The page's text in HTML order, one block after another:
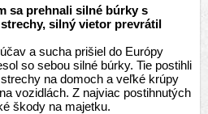
sa prehnali silné búrky s
silný vietor prevrátil
a sucha prišiel do Európy
so sebou silné búrky. Tie postihli
na domoch a veľké krúpy
vozidlách. Z najviac postihnutých
škody na majetku.